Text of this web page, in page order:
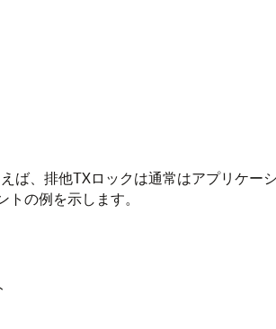
ば、排他TXロックは通常はアプリケー
の例を示します。